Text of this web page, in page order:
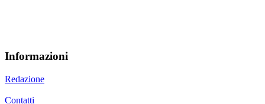
Informazioni
Redazione
Contatti